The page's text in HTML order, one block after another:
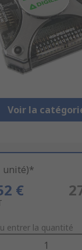
Voir la
unité)*
€
entrer la quantité